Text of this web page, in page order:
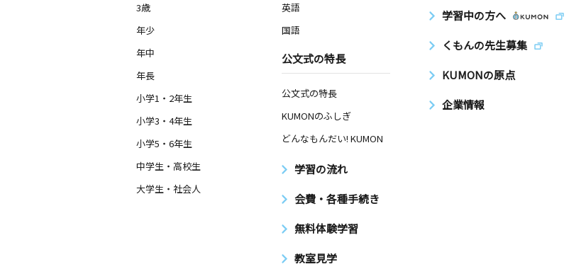
3歳
年少
年中
年長
小学1・2年生
小学3・4年生
小学5・6年生
中学生・高校生
大学生・社会人
英語
国語
公文式の特長
公文式の特長
KUMONのふしぎ
どんなもんだい! KUMON
学習の流れ
会費・各種手続き
無料体験学習
教室見学
学習中の方へ
くもんの先生募集
KUMONの原点
企業情報